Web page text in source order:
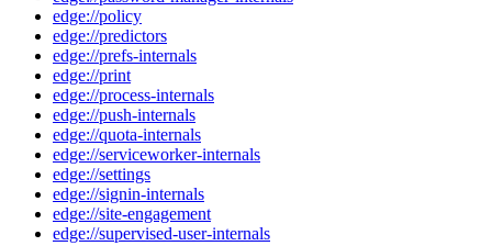
edge://policy
edge://predictors
edge://prefs-internals
edge://print
edge://process-internals
edge://push-internals
edge://quota-internals
edge://serviceworker-internals
edge://settings
edge://signin-internals
edge://site-engagement
edge://supervised-user-internals